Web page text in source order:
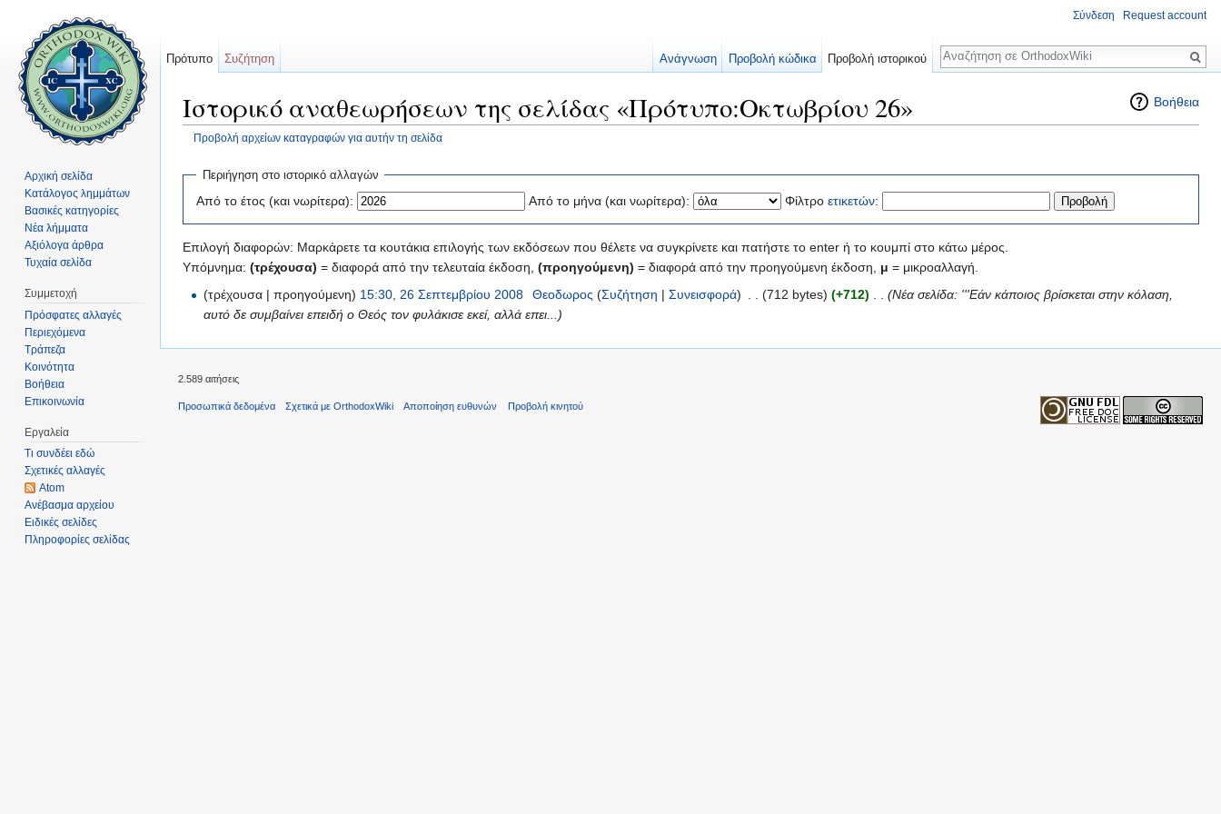
Βοήθεια
Ιστορικό αναθεωρήσεων της σελίδας «Πρότυπο:Οκτωβρίου 26»
Προβολή αρχείων καταγραφών για αυτήν τη σελίδα
Περιήγηση στο ιστορικό αλλαγών
Από το έτος (και νωρίτερα): Από το μήνα (και νωρίτερα): Φίλτρο ετικετών:
Επιλογή διαφορών: Μαρκάρετε τα κουτάκια επιλογής των εκδόσεων που θέλετε να συγκρίνετε και πατήστε το enter ή το κουμπί στο κάτω μέρος.
Υπόμνημα: (τρέχουσα) = διαφορά από την τελευταία έκδοση, (προηγούμενη) = διαφορά από την προηγούμενη έκδοση, μ = μικροαλλαγή.
(τρέχουσα | προηγούμενη) 15:30, 26 Σεπτεμβρίου 2008 Θεοδωρος (Συζήτηση | Συνεισφορά) (712 bytes) (+712)
(Νέα σελίδα: '''Εάν κάποιος βρίσκεται στην κόλαση,
αυτό δε συμβαίνει επειδή ο Θεός τον φυλάκισε εκεί, αλλά επει...)
Σύνδεση Request account
Πρότυπο Συζήτηση Ανάγνωση Προβολή κώδικα Προβολή ιστορικού
Αναζήτηση
Αρχική σελίδα
Κατάλογος λημμάτων
Βασικές κατηγορίες
Νέα λήμματα
Αξιόλογα άρθρα
Τυχαία σελίδα
Συμμετοχή
Πρόσφατες αλλαγές
Περιεχόμενα
Τράπεζα
Κοινότητα
Βοήθεια
Επικοινωνία
Εργαλεία
Τι συνδέει εδώ
Σχετικές αλλαγές
Atom
Ανέβασμα αρχείου
Ειδικές σελίδες
Πληροφορίες σελίδας
2.589 αιτήσεις
Προσωπικά δεδομένα Σχετικά με OrthodoxWiki Αποποίηση ευθυνών Προβολή κινητού